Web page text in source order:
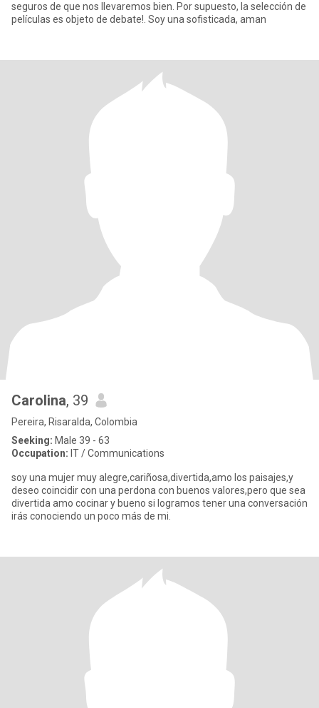
seguros de que nos llevaremos bien. Por supuesto, la selección de
películas es objeto de debate!. Soy una sofisticada, aman
Carolina, 39
Pereira, Risaralda, Colombia
Seeking: Male 39 - 63
Occupation: IT / Communications
soy una mujer muy alegre,cariñosa,divertida,amo los paisajes,y
deseo coincidir con una perdona con buenos valores,pero que sea
divertida amo cocinar y bueno si logramos tener una conversación
irás conociendo un poco más de mi.